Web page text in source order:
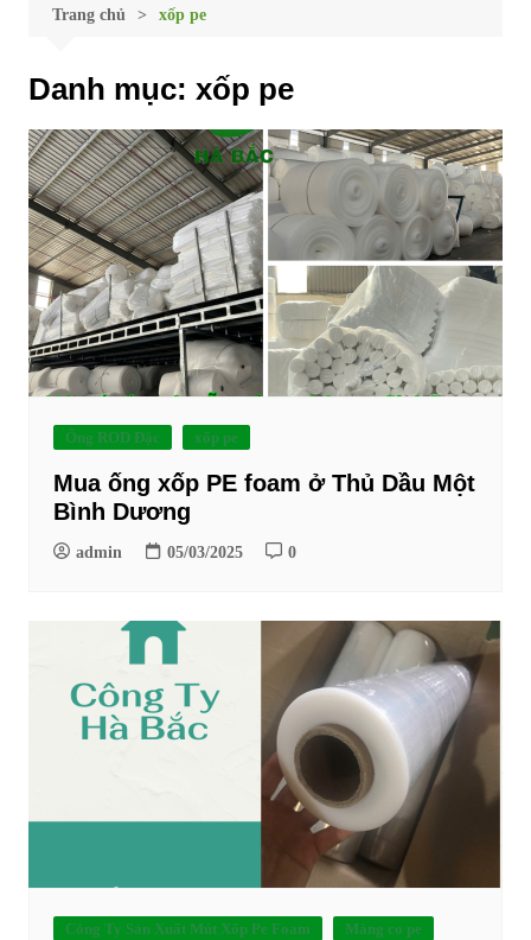
Trang chủ xốp pe
Danh mục: xốp pe
Ống ROD Đặc xốp pe
Mua ống xốp PE foam ở Thủ Dầu Một
Bình Dương
admin 05/03/2025 0
Công Ty Sản Xuất Mút Xốp Pe Foam
Màng co pe